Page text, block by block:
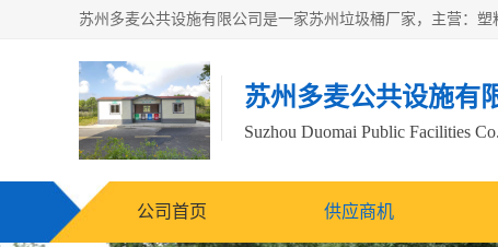
苏州多麦公共设施有
Suzhou Duomai Public Facilities
公司首页 供应商机